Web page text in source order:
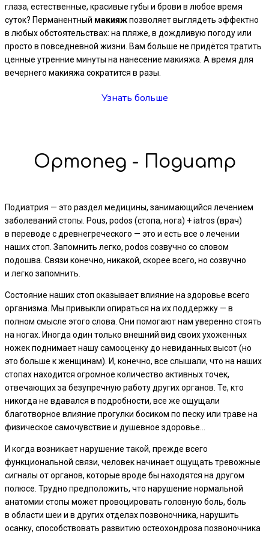
глаза, естественные, красивые губы и брови в любое время
суток? Перманентный макияжпозволяет выглядеть эффектно
в любых обстоятельствах: на пляже, в дождливую погоду или
просто в повседневной жизни. Вам больше не придётся тратить
ценные утренние минуты на нанесение макияжа. А время для
вечернего макияжа сократится в разы.
Узнать больше
Ортопед - Подиатр
Подиатрия — это раздел медицины, занимающийся лечением
заболеваний стопы. Pous, podos (стопа, нога) + iatros (врач)
в переводе с древнегреческого — это и есть все о лечении
наших стоп. Запомнить легко, podos созвучно со словом
подошва. Связи конечно, никакой, скорее всего, но созвучно
и легко запомнить.
Состояние наших стоп оказывает влияние на здоровье всего
организма. Мы привыкли опираться на их поддержку — в
полном смысле этого слова. Они помогают нам уверенно стоять
на ногах. Иногда один только внешний вид своих ухоженных
ножек поднимает нашу самооценку до невиданных высот (но
это больше к женщинам). И, конечно, все слышали, что на наших
стопах находится огромное количество активных точек,
отвечающих за безупречную работу других органов. Те, кто
никогда не вдавался в подробности, все же ощущали
благотворное влияние прогулки босиком по песку или траве на
физическое самочувствие и душевное здоровье…
И когда возникает нарушение такой, прежде всего
функциональной связи, человек начинает ощущать тревожные
сигналы от органов, которые вроде бы находятся на другом
полюсе. Трудно предположить, что нарушение нормальной
анатомии стопы может провоцировать головную боль, боль
в области шеи и в других отделах позвоночника, нарушить
осанку, способствовать развитию остеохондроза позвоночника